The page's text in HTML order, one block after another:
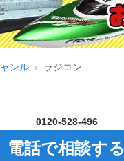
ンル ラジコン
0120-528-496
電話で相談する